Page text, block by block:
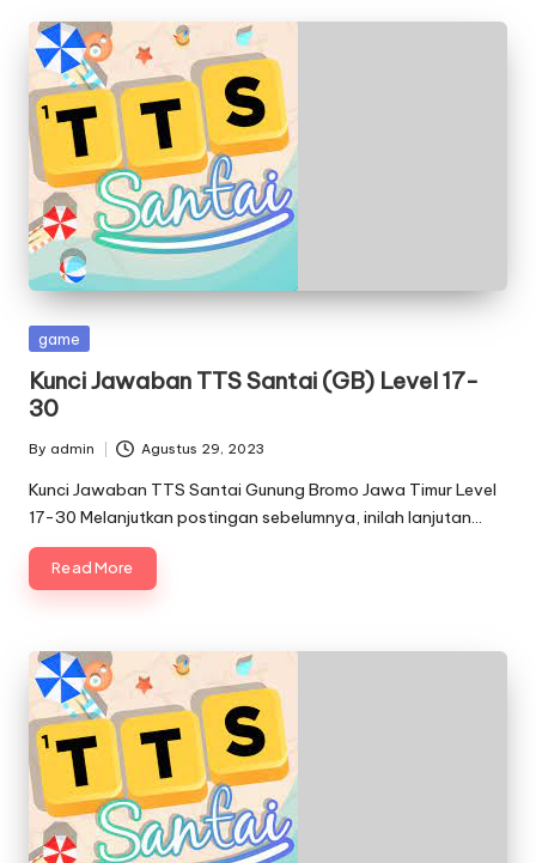
Posted
game
Kunci Jawaban TTS Santai (GB) Level 17-
30
Posted
by
By admin Agustus 29, 2023
Kunci Jawaban TTS Santai Gunung Bromo Jawa Timur Level
17-30 Melanjutkan postingan sebelumnya, inilah lanjutan…
Read More